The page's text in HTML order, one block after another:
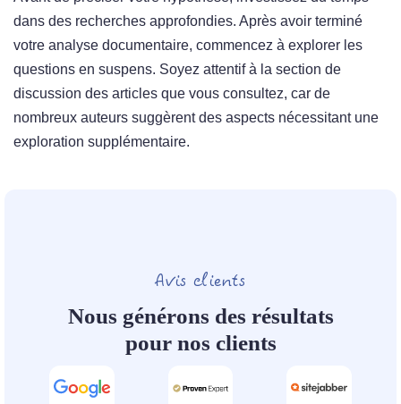
dans des recherches approfondies. Après avoir terminé
votre analyse documentaire, commencez à explorer les
questions en suspens. Soyez attentif à la section de
discussion des articles que vous consultez, car de
nombreux auteurs suggèrent des aspects nécessitant une
exploration supplémentaire.
Avis clients
Nous générons des résultats
pour nos clients